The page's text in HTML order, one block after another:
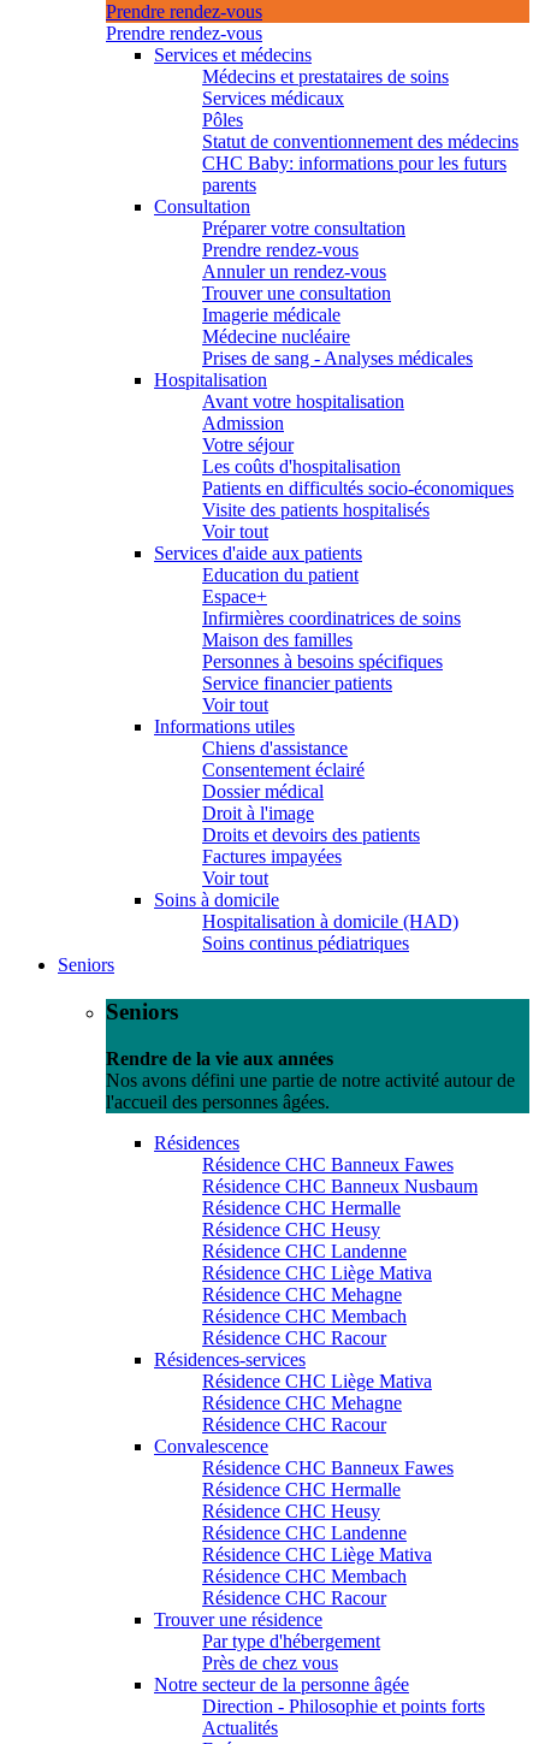
Prendre rendez-vous
Prendre rendez-vous
Services et médecins
Médecins et prestataires de soins
Services médicaux
Pôles
Statut de conventionnement des médecins
CHC Baby: informations pour les futurs
parents
Consultation
Préparer votre consultation
Prendre rendez-vous
Annuler un rendez-vous
Trouver une consultation
Imagerie médicale
Médecine nucléaire
Prises de sang - Analyses médicales
Hospitalisation
Avant votre hospitalisation
Admission
Votre séjour
Les coûts d'hospitalisation
Patients en difficultés socio-économiques
Visite des patients hospitalisés
Voir tout
Services d'aide aux patients
Education du patient
Espace+
Infirmières coordinatrices de soins
Maison des familles
Personnes à besoins spécifiques
Service financier patients
Voir tout
Informations utiles
Chiens d'assistance
Consentement éclairé
Dossier médical
Droit à l'image
Droits et devoirs des patients
Factures impayées
Voir tout
Soins à domicile
Hospitalisation à domicile (HAD)
Soins continus pédiatriques
Seniors
Seniors
Rendre de la vie aux années
Nos avons défini une partie de notre activité autour de
l'accueil des personnes âgées.
Résidences
Résidence CHC Banneux Fawes
Résidence CHC Banneux Nusbaum
Résidence CHC Hermalle
Résidence CHC Heusy
Résidence CHC Landenne
Résidence CHC Liège Mativa
Résidence CHC Mehagne
Résidence CHC Membach
Résidence CHC Racour
Résidences-services
Résidence CHC Liège Mativa
Résidence CHC Mehagne
Résidence CHC Racour
Convalescence
Résidence CHC Banneux Fawes
Résidence CHC Hermalle
Résidence CHC Heusy
Résidence CHC Landenne
Résidence CHC Liège Mativa
Résidence CHC Membach
Résidence CHC Racour
Trouver une résidence
Par type d'hébergement
Près de chez vous
Notre secteur de la personne âgée
Direction - Philosophie et points forts
Actualités